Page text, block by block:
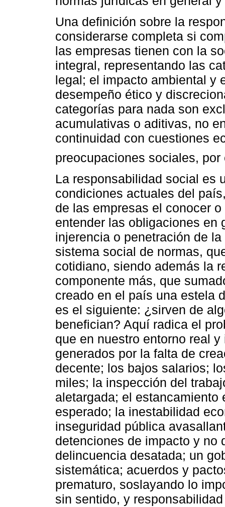
Una definición sobre la
considerarse completa si
las empresas tienen con la
integral, representando las
legal; el impacto ambiental y
desempeño ético y
categorías para nada son
acumulativas o aditivas, no
continuidad con cuestiones
preocupaciones sociales, por
La responsabilidad social es
condiciones actuales del
de las empresas el conocer
entender las obligaciones en
injerencia o penetración de
sistema social de normas,
cotidiano, siendo además la
componente más, que
creado en el país una estela
es el siguiente: ¿sirven de
benefician? Aquí radica el
que en nuestro entorno real
generados por la falta de
decente; los bajos salarios;
miles; la inspección del
aletargada; el
esperado; la inestabilidad
inseguridad pública
detenciones de impacto y no
delincuencia desatada; un
sistemática; acuerdos y
prematuro, soslayando lo
sin sentido, y